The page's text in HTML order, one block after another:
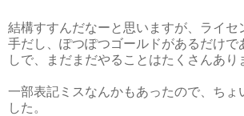
結構すすんだなーと思いますが、ライセ
手だし、ぽつぽつゴールドがあるだけで
しで、まだまだやることはたくさんあり
一部表記ミスなんかもあったので、ちょ
した。